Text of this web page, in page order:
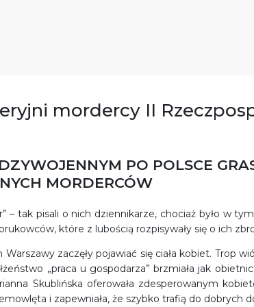
mordercy II
PO POLSCE
MORDERCÓW
– tak pisali o nich dziennikarze, chociaż było w
które z lubością rozpisywały się o ich
Warszawy zaczęły pojawiać się ciała kobiet. Trop
„praca u gospodarza” brzmiała jak
Skublińska oferowała zdesperowanym
i zapewniała, że szybko trafią do dobrych